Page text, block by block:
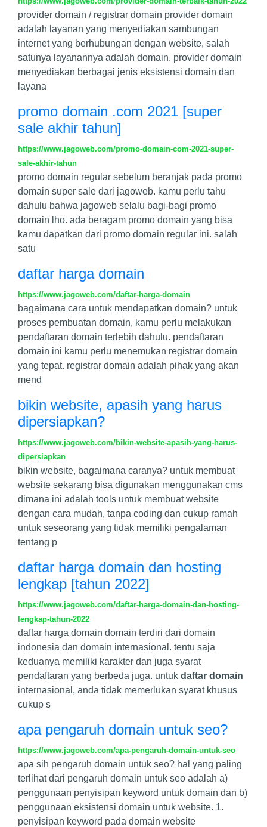
provider domain / registrar domain provider domain
adalah layanan yang menyediakan sambungan
internet yang berhubungan dengan website, salah
satunya layanannya adalah domain. provider domain
menyediakan berbagai jenis eksistensi domain dan
layana
promo domain .com 2021 [super
sale akhir tahun]
https://www.jagoweb.com/promo-domain-com-2021-super-
sale-akhir-tahun
promo domain regular sebelum beranjak pada promo
domain super sale dari jagoweb. kamu perlu tahu
dahulu bahwa jagoweb selalu bagi-bagi promo
domain lho. ada beragam promo domain yang bisa
kamu dapatkan dari promo domain regular ini. salah
satu
daftar harga domain
https://www.jagoweb.com/daftar-harga-domain
bagaimana cara untuk mendapatkan domain? untuk
proses pembuatan domain, kamu perlu melakukan
pendaftaran domain terlebih dahulu. pendaftaran
domain ini kamu perlu menemukan registrar domain
yang tepat. registrar domain adalah pihak yang akan
mend
bikin website, apasih yang harus
dipersiapkan?
https://www.jagoweb.com/bikin-website-apasih-yang-harus-
dipersiapkan
bikin website, bagaimana caranya? untuk membuat
website sekarang bisa digunakan menggunakan cms
dimana ini adalah tools untuk membuat website
dengan cara mudah, tanpa coding dan cukup ramah
untuk seseorang yang tidak memiliki pengalaman
tentang p
daftar harga domain dan hosting
lengkap [tahun 2022]
https://www.jagoweb.com/daftar-harga-domain-dan-hosting-
lengkap-tahun-2022
daftar harga domain domain terdiri dari domain
indonesia dan domain internasional. tentu saja
keduanya memiliki karakter dan juga syarat
pendaftaran yang berbeda juga. untuk daftar domain
internasional, anda tidak memerlukan syarat khusus
cukup s
apa pengaruh domain untuk seo?
https://www.jagoweb.com/apa-pengaruh-domain-untuk-seo
apa sih pengaruh domain untuk seo? hal yang paling
terlihat dari pengaruh domain untuk seo adalah a)
penggunaan penyisipan keyword untuk domain dan b)
penggunaan eksistensi domain untuk website. 1.
penyisipan keyword pada domain website